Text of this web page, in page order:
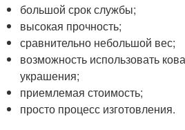
большой срок службы;
высокая прочность;
сравнительно небольшой вес;
возможность использовать
украшения;
приемлемая стоимость;
просто процесс изготовления.